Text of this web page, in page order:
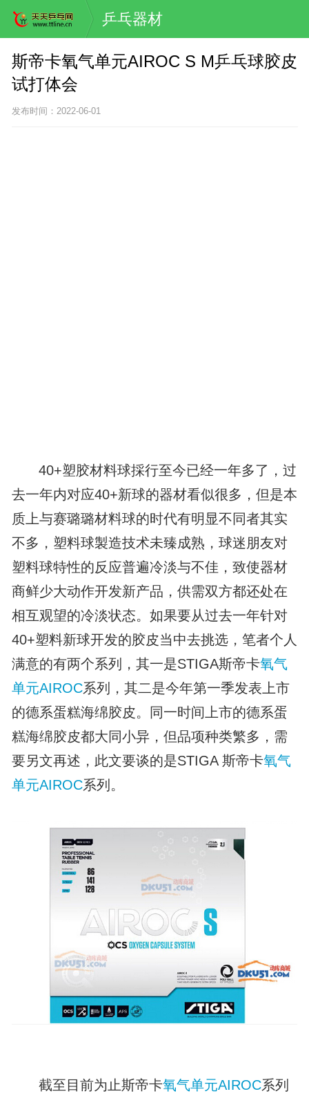
乒乓器材
斯帝卡氧气单元AIROC S M乒乓球胶皮
试打体会
发布时间：2022-06-01
40+塑胶材料球採行至今已经一年多了，过
去一年内对应40+新球的器材看似很多，但是本
质上与赛璐璐材料球的时代有明显不同者其实
不多，塑料球製造技术未臻成熟，球迷朋友对
塑料球特性的反应普遍冷淡与不佳，致使器材
商鲜少大动作开发新产品，供需双方都还处在
相互观望的冷淡状态。如果要从过去一年针对
40+塑料新球开发的胶皮当中去挑选，笔者个人
满意的有两个系列，其一是STIGA斯帝卡氧气
单元AIROC系列，其二是今年第一季发表上市
的德系蛋糕海绵胶皮。同一时间上市的德系蛋
糕海绵胶皮都大同小异，但品项种类繁多，需
要另文再述，此文要谈的是STIGA 斯帝卡氧气
单元AIROC系列。
截至目前为止斯帝卡氧气单元AIROC系列